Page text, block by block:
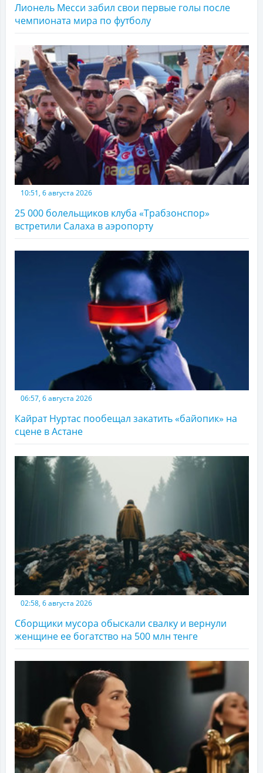
Лионель Месси забил свои первые голы после
чемпионата мира по футболу
10:51, 6 августа 2026
25 000 болельщиков клуба «Трабзонспор»
встретили Салаха в аэропорту
06:57, 6 августа 2026
Кайрат Нуртас пообещал закатить «байопик» на
сцене в Астане
02:58, 6 августа 2026
Сборщики мусора обыскали свалку и вернули
женщине ее богатство на 500 млн тенге